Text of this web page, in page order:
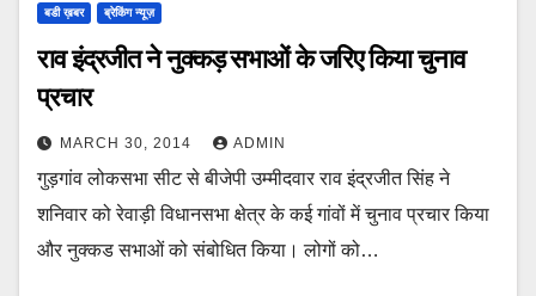
बडी ख़बर ब्रेकिंग न्यूज़
राव इंद्रजीत ने नुक्कड़ सभाओं के जरिए किया चुनाव
प्रचार
MARCH 30, 2014 ADMIN
गुड़गांव लोकसभा सीट से बीजेपी उम्मीदवार राव इंद्रजीत सिंह ने
शनिवार को रेवाड़ी विधानसभा क्षेत्र के कई गांवों में चुनाव प्रचार किया
और नुक्कड सभाओं को संबोधित किया। लोगों को…